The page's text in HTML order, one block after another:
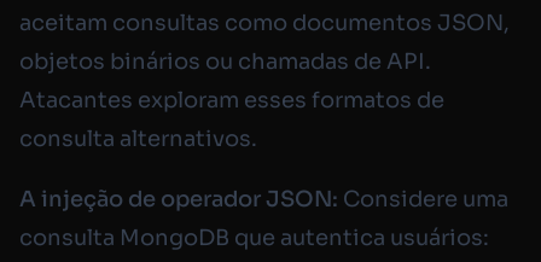
aceitam consultas como documentos JSON,
objetos binários ou chamadas de API.
Atacantes exploram esses formatos de
consulta alternativos.
A injeção de operador JSON: Considere uma
consulta MongoDB que autentica usuários: